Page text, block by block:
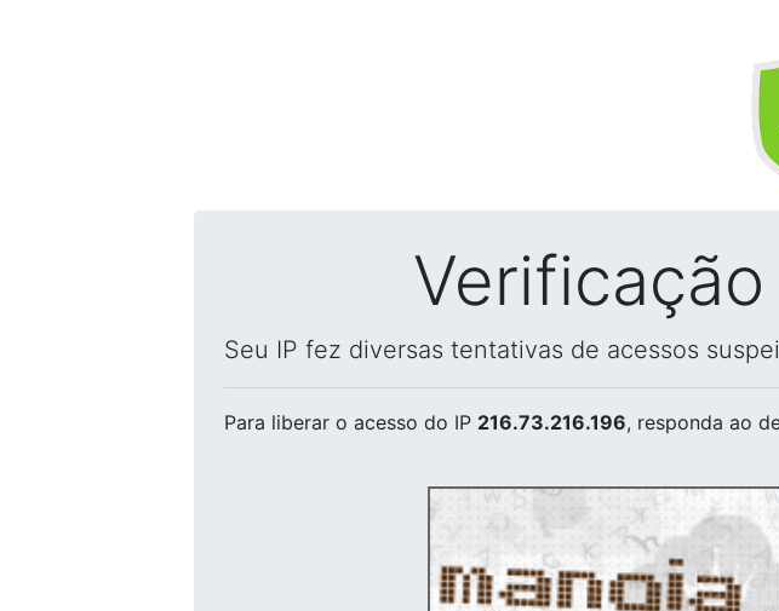
Seu IP fez diversas tentativas de acessos
Para liberar o acesso do IP 216.73.216.196, responda ao